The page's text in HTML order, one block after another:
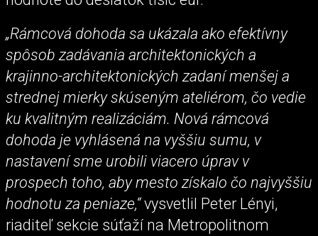
„Rámcová dohoda sa ukázala ako efektívny
spôsob zadávania architektonických a
krajinno-architektonických zadaní menšej a
strednej mierky skúseným ateliérom, čo vedie
ku kvalitným realizáciám. Nová rámcová
dohoda je vyhlásená na vyššiu sumu, v
nastavení sme urobili viacero úprav v
prospech toho, aby mesto získalo čo najvyššiu
hodnotu za peniaze,“vysvetlil Peter Lényi,
riaditeľ sekcie súťaží na Metropolitnom